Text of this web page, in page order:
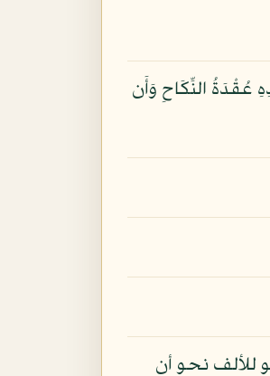
النِّكَاحِ وَأَن
للألف نحو أن